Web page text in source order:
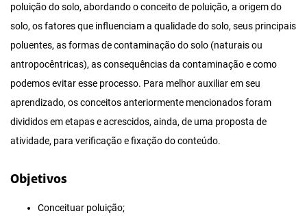
poluição do solo, abordando o conceito de poluição, a origem do
solo, os fatores que influenciam a qualidade do solo, seus principais
poluentes, as formas de contaminação do solo (naturais ou
antropocêntricas), as consequências da contaminação e como
podemos evitar esse processo. Para melhor auxiliar em seu
aprendizado, os conceitos anteriormente mencionados foram
divididos em etapas e acrescidos, ainda, de uma proposta de
atividade, para verificação e fixação do conteúdo.
Objetivos
Conceituar poluição;